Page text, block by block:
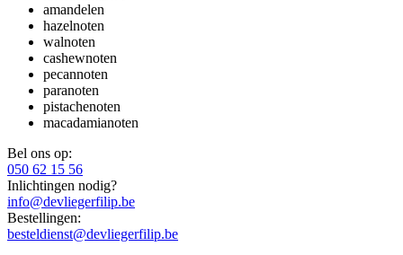
amandelen
hazelnoten
walnoten
cashewnoten
pecannoten
paranoten
pistachenoten
macadamianoten
Bel ons op:
050 62 15 56
Inlichtingen nodig?
info@devliegerfilip.be
Bestellingen:
besteldienst@devliegerfilip.be